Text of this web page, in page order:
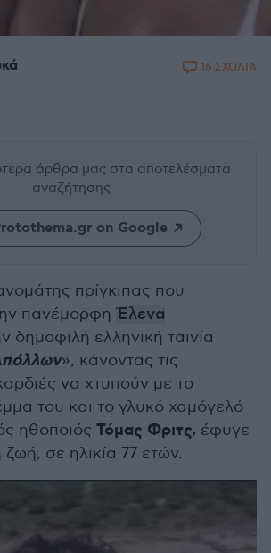
16 ΣΧΟΛΙΑ
άρθρα μας στα αποτελέσματα
αναζήτησης
on Google
πρίγκιπας που
πανέμορφηΈλενα
δημοφιλή ελληνική ταινία
», κάνοντας τις
να χτυπούν με το
του και το γλυκό χαμόγελό
ηθοποιός Τόμας Φριτς, έφυγε
σε ηλικία 77 ετών.